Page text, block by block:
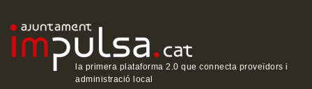
la primera plataforma 2.0 que connecta proveïdors i
administració local